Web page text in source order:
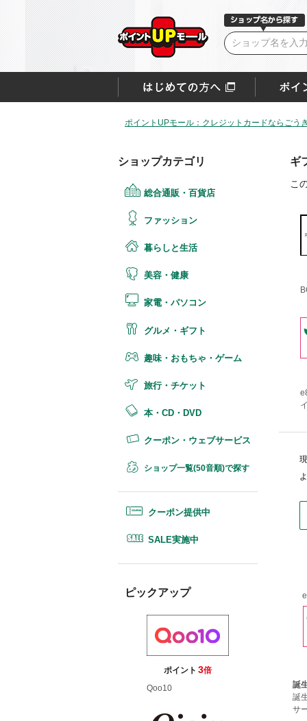
ポイントUPモール：クレジットカードならごう
ショップカテゴリ
総合通販・百貨店
ファッション
暮らしと生活
美容・健康
家電・パソコン
グルメ・ギフト
趣味・おもちゃ・ゲーム
旅行・チケット
本・CD・DVD
クーポン・ウェブサービス
ショップ一覧(50音順)で探す
クーポン提供中
SALE実施中
ピックアップ
ポイント 3倍
Qoo10
ギ
こ
誕
誕
サ